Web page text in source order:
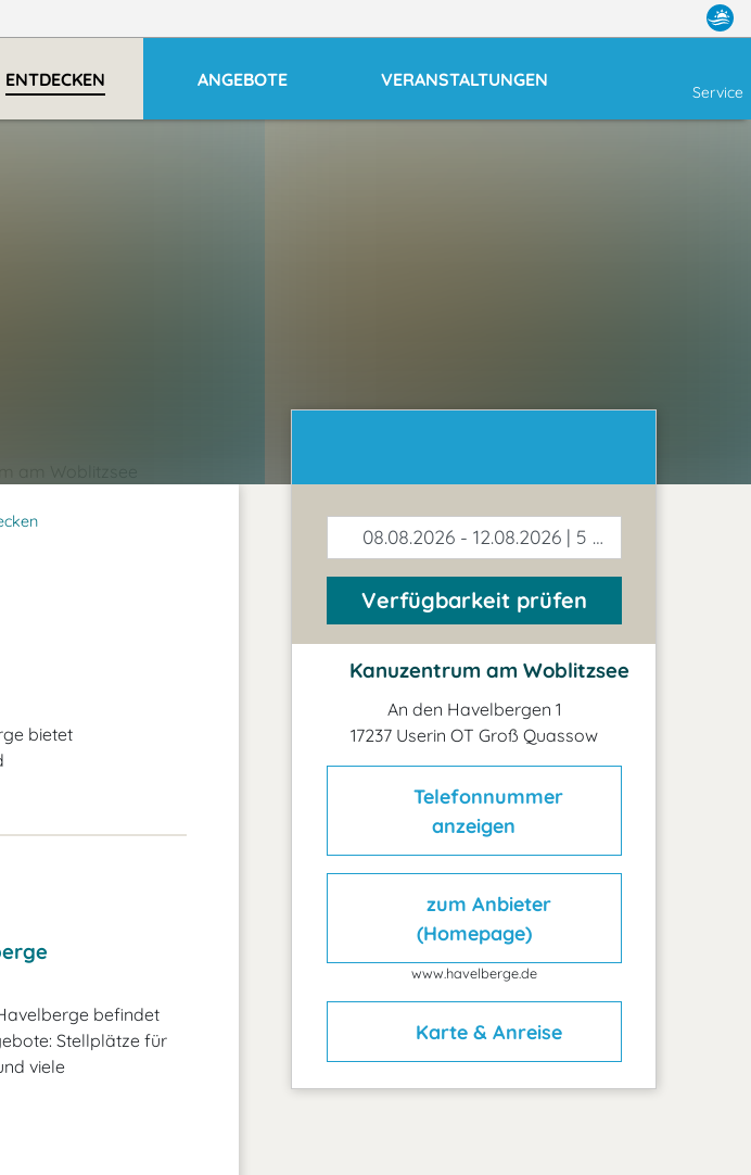
ENTDECKEN ANGEBOTE VERANSTALTUNGEN
Service
bietet
befindet
Stellplätze für
viele
08.08.2026 - 12.08.2026 | 5 Tage
Verfügbarkeit prüfen
Kanuzentrum am Woblitzsee
An den Havelbergen 1
17237 Userin OT Groß Quassow
Telefonnummer
anzeigen
zum Anbieter
(Homepage)
www.havelberge.de
Karte & Anreise